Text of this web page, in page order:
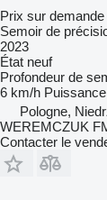
Prix sur demande
Semoir de
2023
État neuf
Profondeur de
6 km/h
Pologne,
WEREMCZUK
Contacter le